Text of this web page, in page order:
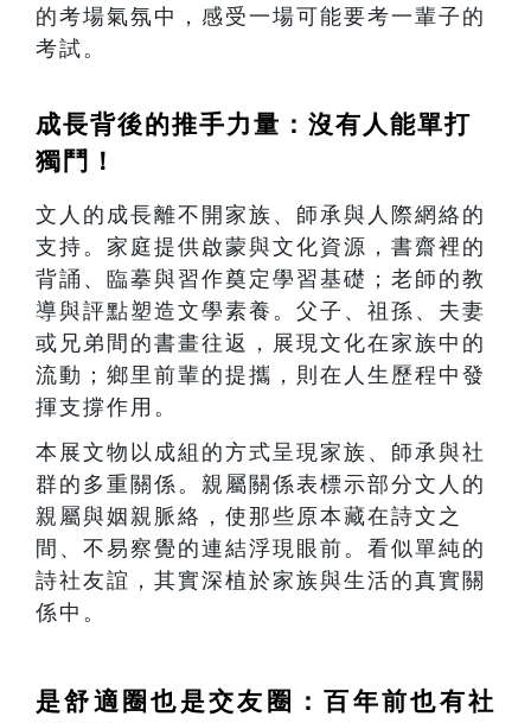
的考場氣氛中，感受一場可能要考一輩子的
考試。
成長背後的推手力量：沒有人能單打
獨鬥！
文人的成長離不開家族、師承與人際網絡的
支持。家庭提供啟蒙與文化資源，書齋裡的
背誦、臨摹與習作奠定學習基礎；老師的教
導與評點塑造文學素養。父子、祖孫、夫妻
或兄弟間的書畫往返，展現文化在家族中的
流動；鄉里前輩的提攜，則在人生歷程中發
揮支撐作用。
本展文物以成組的方式呈現家族、師承與社
群的多重關係。親屬關係表標示部分文人的
親屬與姻親脈絡，使那些原本藏在詩文之
間、不易察覺的連結浮現眼前。看似單純的
詩社友誼，其實深植於家族與生活的真實關
係中。
是舒適圈也是交友圈：百年前也有社